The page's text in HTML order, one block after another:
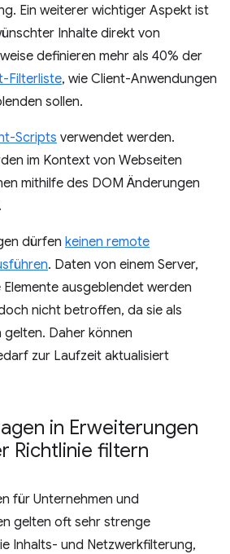
Ein weiterer wichtiger Aspekt ist
Inhalte direkt von
definieren mehr als 40% der
Filterliste, wie Client-Anwendungen
sollen.
Scripts verwendet werden.
im Kontext von Webseiten
mithilfe des DOM Änderungen
dürfen keinen remote
. Daten von einem Server,
ausgeblendet werden
nicht betroffen, da sie als
Daher können
zur Laufzeit aktualisiert
in Erweiterungen
Richtlinie filtern
für Unternehmen und
gelten oft sehr strenge
Inhalts- und Netzwerkfilterung,